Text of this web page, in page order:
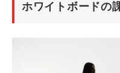
ホワイトボードの